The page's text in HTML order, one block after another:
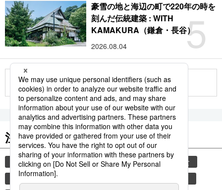
5
豪雪の地と海辺の町で220年の時を
刻んだ伝統建築 : WITH
KAMAKURA（鎌倉・長谷）
2026.08.04
もっと見る
注目のキーワード
共同通信ニュース 気象・災害 災害
和食
食材
避難所